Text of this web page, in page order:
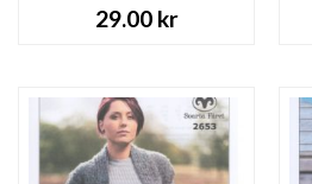
29.00 kr